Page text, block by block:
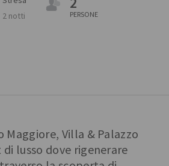
2 notti
PERSONE
Maggiore, Villa & Palazzo
lusso dove rigenerare